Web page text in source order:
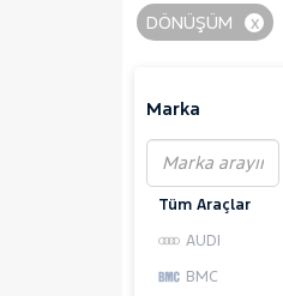
DÖNÜŞÜM x
Marka
Tüm Araçlar
AUDI
BMC